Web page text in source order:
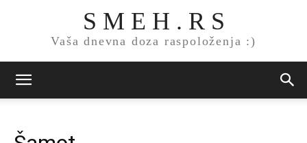
S M E H . R S
Vaša dnevna doza raspoloženja :)